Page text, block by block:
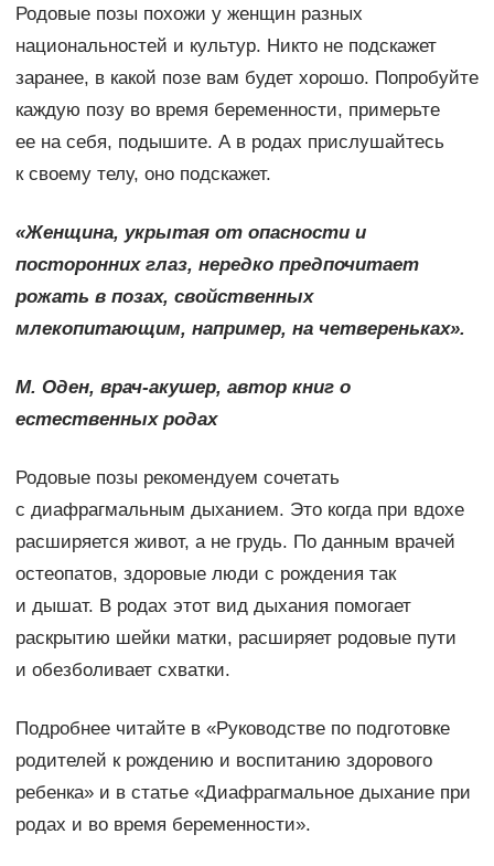
Родовые позы похожи у женщин разных
национальностей и культур. Никто не подскажет
заранее, в какой позе вам будет хорошо. Попробуйте
каждую позу во время беременности, примерьте
ее на себя, подышите. А в родах прислушайтесь
к своему телу, оно подскажет.
«Женщина, укрытая от опасности и
посторонних глаз, нередко предпочитает
рожать в позах, свойственных
млекопитающим, например, на четвереньках».
М. Оден, врач-акушер, автор книг о
естественных родах
Родовые позы рекомендуем сочетать
с диафрагмальным дыханием. Это когда при вдохе
расширяется живот, а не грудь. По данным врачей
остеопатов, здоровые люди с рождения так
и дышат. В родах этот вид дыхания помогает
раскрытию шейки матки, расширяет родовые пути
и обезболивает схватки.
Подробнее читайте в «Руководстве по подготовке
родителей к рождению и воспитанию здорового
ребенка» и в статье «Диафрагмальное дыхание при
родах и во время беременности».